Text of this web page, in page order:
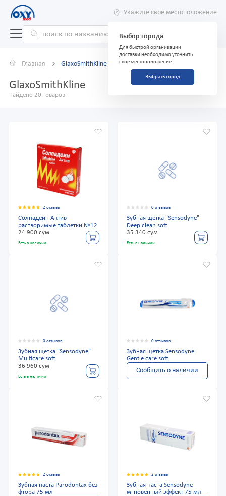
Укажите свое местоположение
Выбор города
Для быстрой организации
доставки необходимо уточнить
свое местоположение
Выбрать город
Главная GlaxoSmithKline
GlaxoSmithKline
найдено 20 товаров
2 отзыва
Солпадеин Актив
растворимые таблетки №12
24 900 сум
Есть в наличии
0 отзывов
Зубная щетка "Sensodyne"
Deep clean soft
35 340 сум
Есть в наличии
0 отзывов
Зубная щетка "Sensodyne"
Multicare soft
36 960 сум
Есть в наличии
0 отзывов
Зубная щетка Sensodyne
Gentle care soft
Сообщить о наличии
2 отзыва
Зубная паста Parodontax без
фтора 75 мл
2 отзыва
Зубная паста Sensodyne
мгновенный эффект 75 мл